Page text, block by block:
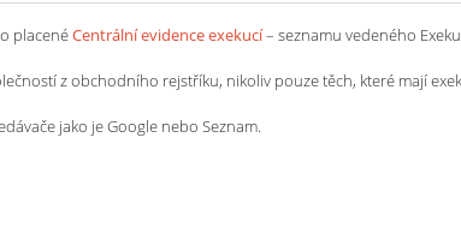
placenéCentrální evidence exekucí– seznamu vedeného
z obchodního rejstříku, nikoliv pouze těch, které mají
jako je Google nebo Seznam.